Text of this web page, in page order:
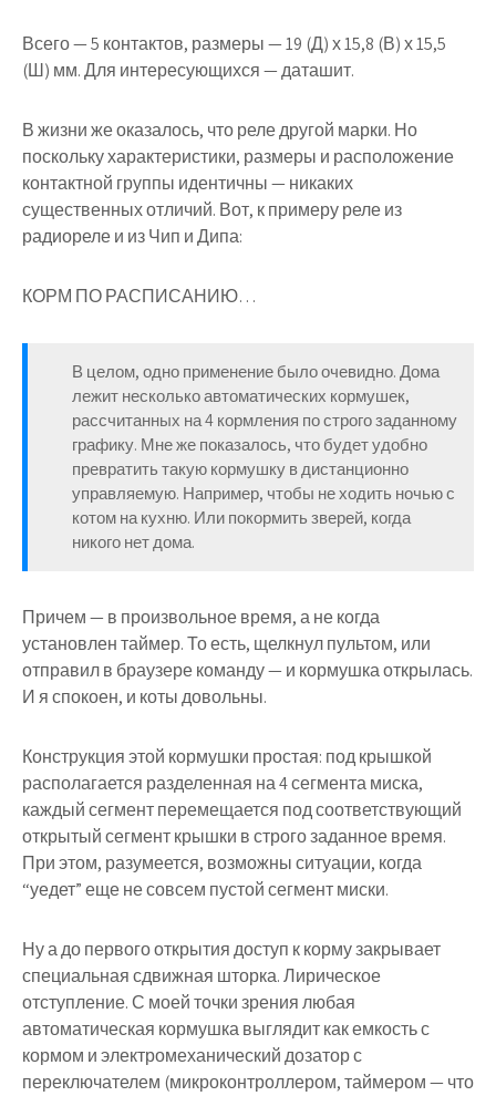
Всего — 5 контактов, размеры — 19 (Д) х 15,8 (В) х 15,5
(Ш) мм. Для интересующихся — даташит.
В жизни же оказалось, что реле другой марки. Но
поскольку характеристики, размеры и расположение
контактной группы идентичны — никаких
существенных отличий. Вот, к примеру реле из
радиореле и из Чип и Дипа:
КОРМ ПО РАСПИСАНИЮ…
В целом, одно применение было очевидно. Дома
лежит несколько автоматических кормушек,
рассчитанных на 4 кормления по строго заданному
графику. Мне же показалось, что будет удобно
превратить такую кормушку в дистанционно
управляемую. Например, чтобы не ходить ночью с
котом на кухню. Или покормить зверей, когда
никого нет дома.
Причем — в произвольное время, а не когда
установлен таймер. То есть, щелкнул пультом, или
отправил в браузере команду — и кормушка открылась.
И я спокоен, и коты довольны.
Конструкция этой кормушки простая: под крышкой
располагается разделенная на 4 сегмента миска,
каждый сегмент перемещается под соответствующий
открытый сегмент крышки в строго заданное время.
При этом, разумеется, возможны ситуации, когда
“уедет” еще не совсем пустой сегмент миски.
Ну а до первого открытия доступ к корму закрывает
специальная сдвижная шторка. Лирическое
отступление. С моей точки зрения любая
автоматическая кормушка выглядит как емкость с
кормом и электромеханический дозатор с
переключателем (микроконтроллером, таймером — что